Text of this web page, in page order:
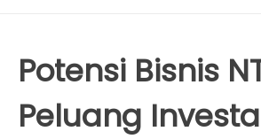
Potensi Bisnis
Peluang